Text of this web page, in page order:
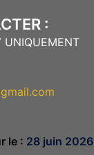
:
le : 28 juin 2026